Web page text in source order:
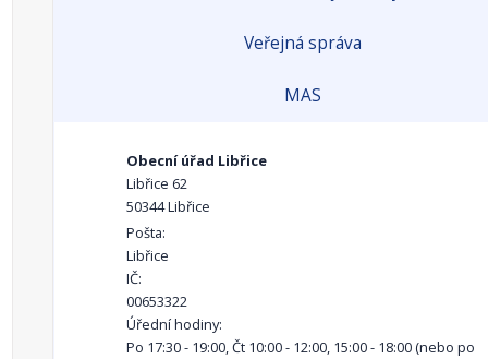
Veřejná správa
MAS
Obecní úřad Libřice
Libřice 62
50344 Libřice
Pošta:
Libřice
IČ:
00653322
Úřední hodiny:
Po 17:30 - 19:00, Čt 10:00 - 12:00, 15:00 - 18:00 (nebo po